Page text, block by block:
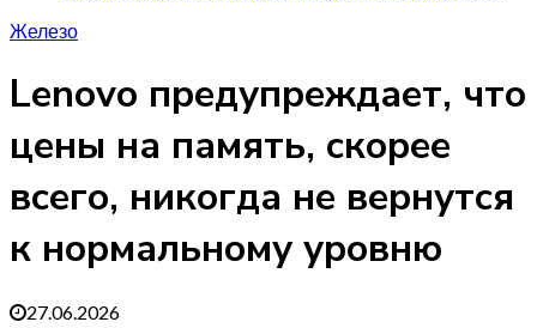
Железо
Lenovo предупреждает, что
цены на память, скорее
всего, никогда не вернутся
к нормальному уровню
27.06.2026